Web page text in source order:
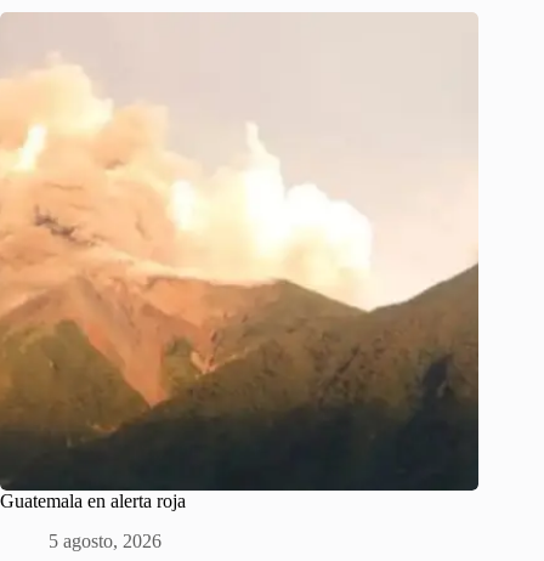
Guatemala en alerta roja
5 agosto, 2026